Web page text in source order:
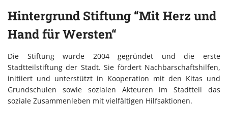
Hintergrund Stiftung “Mit Herz und
Hand für Wersten“
Die Stiftung wurde 2004 gegründet und die erste
Stadtteilstiftung der Stadt. Sie fördert Nachbarschaftshilfen,
initiiert und unterstützt in Kooperation mit den Kitas und
Grundschulen sowie sozialen Akteuren im Stadtteil das
soziale Zusammenleben mit vielfältigen Hilfsaktionen.